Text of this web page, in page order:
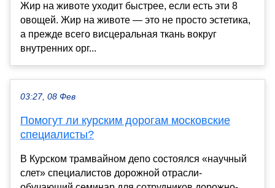
Жир на животе уходит быстрее, если есть эти 8
овощей. Жир на животе — это не просто эстетика,
а прежде всего висцеральная ткань вокруг
внутренних орг...
03:27, 08 Фев
Помогут ли курским дорогам московские
специалисты?
В Курском трамвайном депо состоялся «научный
слет» специалистов дорожной отрасли-